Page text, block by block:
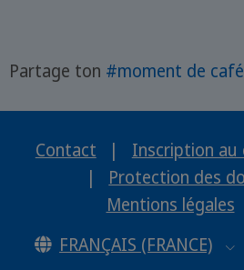
Partage ton #moment de
Contact |
Inscription au
|
Protection des
Mentions légales
FRANÇAIS (FRANCE)